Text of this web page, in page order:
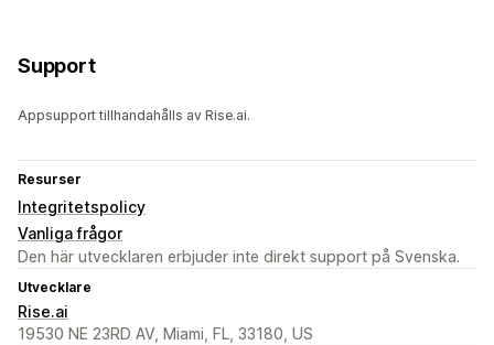
Support
Appsupport tillhandahålls av Rise.ai.
Resurser
Integritetspolicy
Vanliga frågor
Den här utvecklaren erbjuder inte direkt support på Svenska.
Utvecklare
Rise.ai
19530 NE 23RD AV, Miami, FL, 33180, US